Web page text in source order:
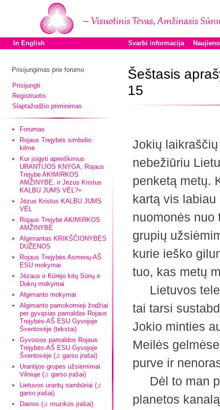
In English Svarbi informacija
Prisijungimas prie forumo
Prisijungti
Registruotis
Slaptažodžio priminimas
Forumas
Rojaus Trejybės simbolio
kilmė
Kur įsigyti apreiškimus
URANTIJOS KNYGA, Rojaus
Trejybė AKIMIRKOS
AMŽINYBĖ, ir Jėzus Kristus
KALBU JUMS VĖL?+
Jėzus Kristus KALBU JUMS
VĖL
Rojaus Trejybė AKIMIRKOS
AMŽINYBĖ
Algimantas KRIKŠČIONYBĖS
DUŽENOS
Rojaus Trejybės Asmenų-AŠ
ESU mokymai
Jėzaus ir Kūrėjo kitų Sūnų ir
Dukrų mokymai
Algimanto mokymai
Algimanto pamokomieji žodžiai
per gyvąsias pamaldas Rojaus
Trejybės-AŠ ESU Gyvojoje
Šventovėje (tekstai)
Gyvosios pamaldos Rojaus
Trejybės-AŠ ESU Gyvojoje
Šventovėje (♫ garso įrašai)
Urantijos grupės užsiėmimai
Vilniuje (♫ garso įrašai)
Lietuvos urantų sambūriai (♫
garso įrašai)
Dainos (♫ muzikos įrašai)
Šeštasis
15
Jokių
nebežiūriu
penketą metų.
kartą vis
nuomonės nuo
grupių
kurie ieško
tuo, kas metų
Lietuvos
tai tarsi
Jokio minties
Meilės
purve ir
Dėl to man
planetos